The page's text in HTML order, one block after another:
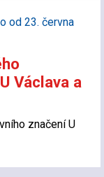
od 23. června
Václava a
značení U